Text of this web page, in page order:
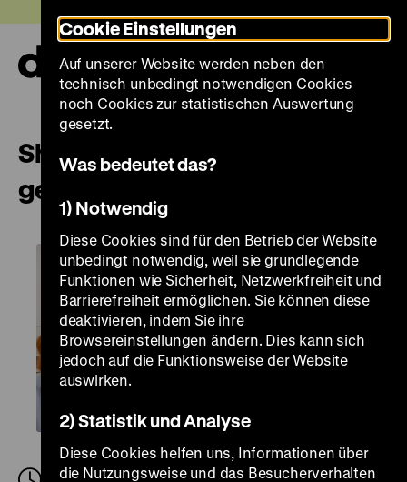
zum
Seiteninhalt
springen
Short English Guided Tour „The
german question“
Cookie Einstellungen
Auf unserer Website werden neben den
technisch unbedingt notwendigen Cookies
noch Cookies zur statistischen Auswertung
gesetzt.
Was bedeutet das?
1) Notwendig
Diese Cookies sind für den Betrieb der Website
unbedingt notwendig, weil sie grundlegende
Funktionen wie Sicherheit, Netzwerkfreiheit und
Barrierefreiheit ermöglichen. Sie können diese
deaktivieren, indem Sie ihre
Browsereinstellungen ändern. Dies kann sich
jedoch auf die Funktionsweise der Website
auswirken.
2) Statistik und Analyse
Diese Cookies helfen uns, Informationen über
die Nutzungsweise und das Besucherverhalten